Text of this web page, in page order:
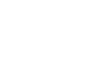
không những có
kéo dài tuổi thọ